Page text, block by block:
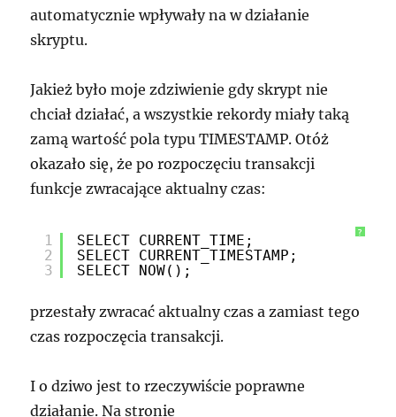
automatycznie wpływały na w działanie
skryptu.
Jakież było moje zdziwienie gdy skrypt nie
chciał działać, a wszystkie rekordy miały taką
zamą wartość pola typu TIMESTAMP. Otóż
okazało się, że po rozpoczęciu transakcji
funkcje zwracające aktualny czas:
?
1
2
3
SELECT CURRENT_TIME;
SELECT CURRENT_TIMESTAMP;
SELECT NOW();
przestały zwracać aktualny czas a zamiast tego
czas rozpoczęcia transakcji.
I o dziwo jest to rzeczywiście poprawne
działanie. Na stronie